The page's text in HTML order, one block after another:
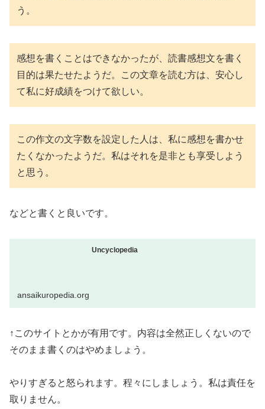
う。
感想を書くことはできなかったが、読書感想文を書く
目的は果たせたようだ。この文章を読む方は、安心し
て私に好成績をつけて欲しい。
この作文の文字数を設定した人は、私に感想を書かせ
たくなかったようだ。私はそれを是非とも享受しよう
と思う。
などと書くと良いです。
Uncyclopedia
ansaikuropedia.org
↑このサイトとかが有用です。内容は全然正しくないので
そのまま書くのはやめましょう。
やりすぎると怒られます。程々にしましょう。私は責任を
取りません。